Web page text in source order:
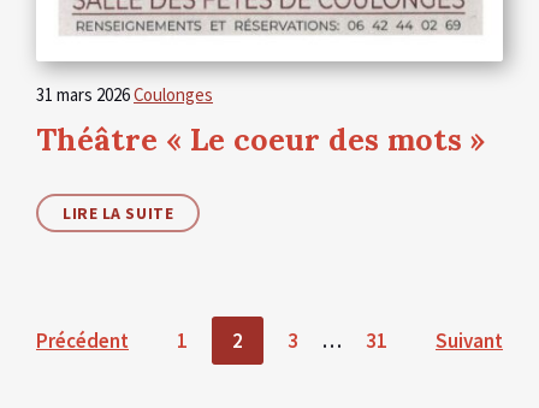
31 mars 2026Coulonges
Théâtre « Le coeur des mots »
LIRE LA SUITE
Pagination
Précédent 1 2 3 … 31 Suivant